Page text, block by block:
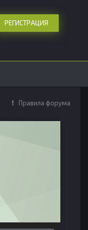
РЕГИСТРАЦИЯ
Правила форума